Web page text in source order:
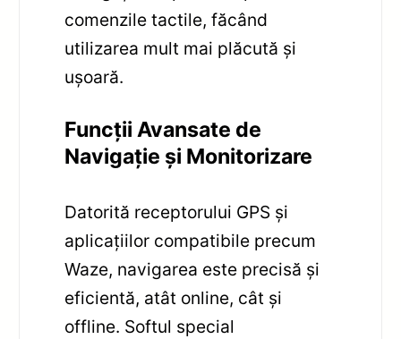
comenzile tactile, făcând
utilizarea mult mai plăcută și
ușoară.
Funcții Avansate de
Navigație și Monitorizare
Datorită receptorului GPS și
aplicațiilor compatibile precum
Waze, navigarea este precisă și
eficientă, atât online, cât și
offline. Softul special